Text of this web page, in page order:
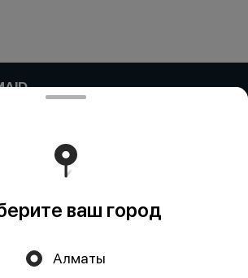
ядре
конфиденциальности
ваш город
Алматы